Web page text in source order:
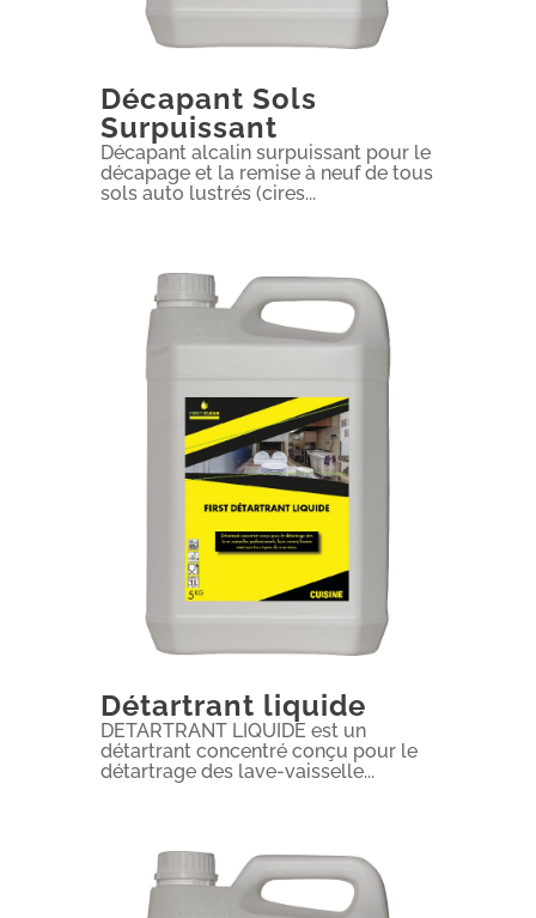
Décapant Sols
Surpuissant
Décapant alcalin surpuissant pour le
décapage et la remise à neuf de tous
sols auto lustrés (cires...
Détartrant liquide
DETARTRANT LIQUIDE est un
détartrant concentré conçu pour le
détartrage des lave-vaisselle...